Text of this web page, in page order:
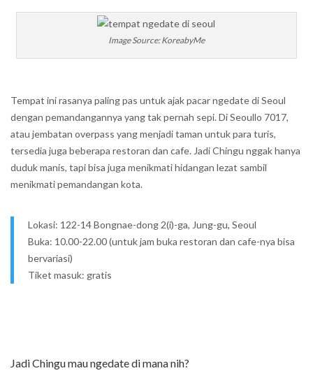
Image Source: KoreabyMe
Tempat ini rasanya paling pas untuk ajak pacar ngedate di Seoul
dengan pemandangannya yang tak pernah sepi. Di Seoullo 7017,
atau jembatan overpass yang menjadi taman untuk para turis,
tersedia juga beberapa restoran dan cafe. Jadi Chingu nggak hanya
duduk manis, tapi bisa juga menikmati hidangan lezat sambil
menikmati pemandangan kota.
Lokasi: 122-14 Bongnae-dong 2(i)-ga, Jung-gu, Seoul
Buka: 10.00-22.00 (untuk jam buka restoran dan cafe-nya bisa
bervariasi)
Tiket masuk: gratis
Jadi Chingu mau ngedate di mana nih?